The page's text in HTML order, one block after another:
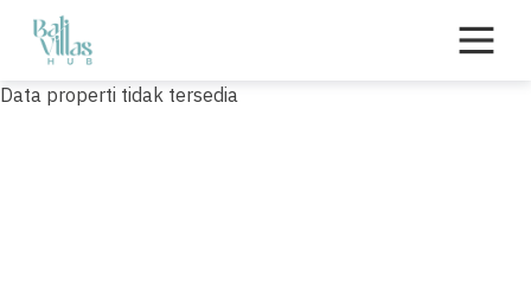
Skip
content
Data properti tidak tersedia